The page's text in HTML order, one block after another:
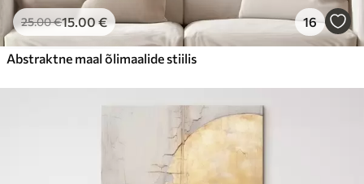
25.00€15.00€ 16
Abstraktne maal õlimaalide stiilis